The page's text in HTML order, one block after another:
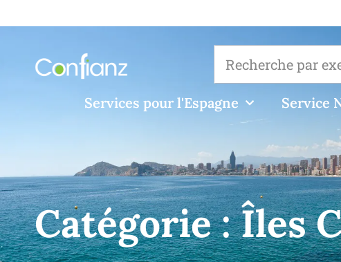
Services pour l'Espagne Service
Catégorie :Îles